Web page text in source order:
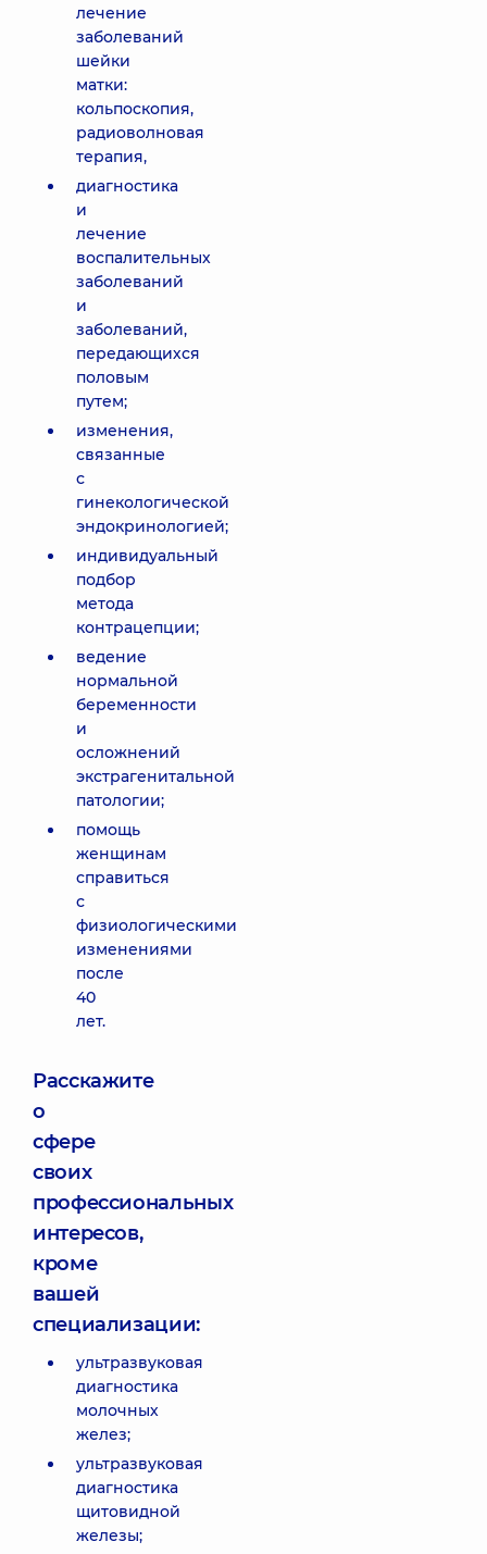
лечение
заболеваний
шейки
матки:
кольпоскопия,
радиоволновая
терапия,
диагностика
и
лечение
воспалительных
заболеваний
и
заболеваний,
передающихся
половым
путем;
изменения,
связанные
с
гинекологической
эндокринологией;
индивидуальный
подбор
метода
контрацепции;
ведение
нормальной
беременности
и
осложнений
экстрагенитальной
патологии;
помощь
женщинам
справиться
с
физиологическими
изменениями
после
40
лет.
Расскажите
о
сфере
своих
профессиональных
интересов,
кроме
вашей
специализации:
ультразвуковая
диагностика
молочных
желез;
ультразвуковая
диагностика
щитовидной
железы;